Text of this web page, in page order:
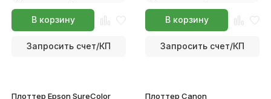
В корзину
Запросить счет/КП
В корзину
Запросить счет/КП
Плоттер Epson SureColor
Плоттер Canon